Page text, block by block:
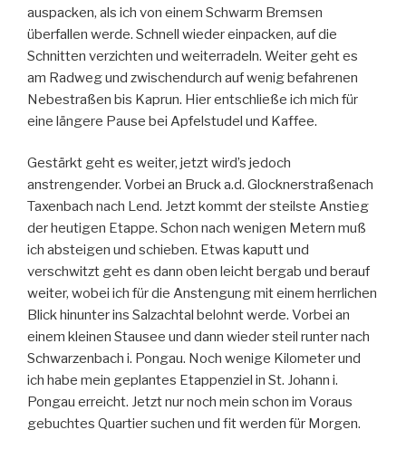
auspacken, als ich von einem Schwarm Bremsen
überfallen werde. Schnell wieder einpacken, auf die
Schnitten verzichten und weiterradeln. Weiter geht es
am Radweg und zwischendurch auf wenig befahrenen
Nebestraßen bis Kaprun. Hier entschließe ich mich für
eine längere Pause bei Apfelstudel und Kaffee.
Gestärkt geht es weiter, jetzt wird’s jedoch
anstrengender. Vorbei an Bruck a.d. Glocknerstraßenach
Taxenbach nach Lend. Jetzt kommt der steilste Anstieg
der heutigen Etappe. Schon nach wenigen Metern muß
ich absteigen und schieben. Etwas kaputt und
verschwitzt geht es dann oben leicht bergab und berauf
weiter, wobei ich für die Anstengung mit einem herrlichen
Blick hinunter ins Salzachtal belohnt werde. Vorbei an
einem kleinen Stausee und dann wieder steil runter nach
Schwarzenbach i. Pongau. Noch wenige Kilometer und
ich habe mein geplantes Etappenziel in St. Johann i.
Pongau erreicht. Jetzt nur noch mein schon im Voraus
gebuchtes Quartier suchen und fit werden für Morgen.